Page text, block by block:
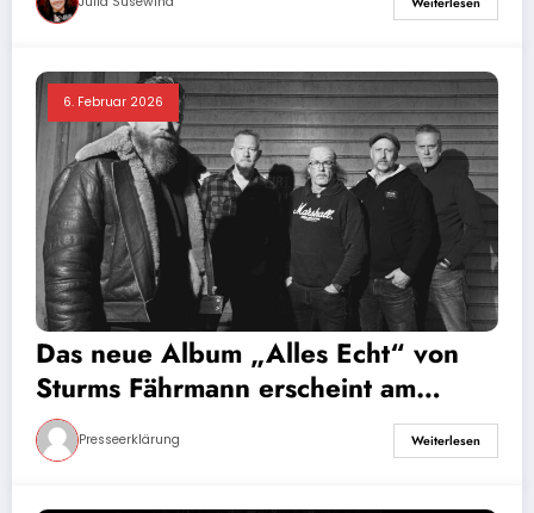
6. Februar 2026
Das neue Album „Alles Echt“ von
Sturms Fährmann erscheint am
20.02.2026 als CD, LP und als
limitierte Box!
Presseerklärung Weiterlesen